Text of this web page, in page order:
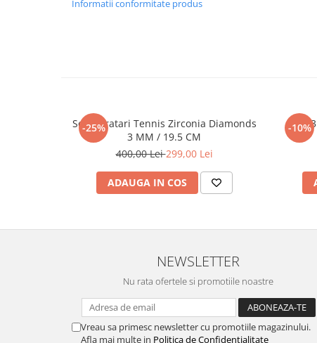
Informatii conformitate produs
-25%
Set 5 Bratari Tennis Zirconia Diamonds
3 MM / 19.5 CM
400,00 Lei299,00 Lei
ADAUGA IN COS
-10%
Set
NEWSLETTER
Nu rata ofertele si promotiile noastre
Vreau sa primesc newsletter cu promotiile magazinului.
Afla mai multe in Politica de Confidentialitate